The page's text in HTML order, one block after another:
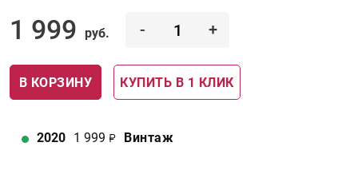
1 999 руб. - +
В КОРЗИНУ КУПИТЬ В 1 КЛИК
2020 1 999 Винтаж